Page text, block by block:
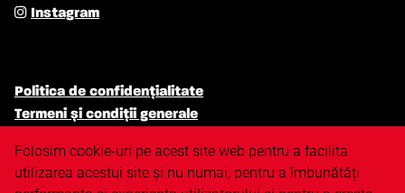
Instagram
Politica de confidențialitate
Termeni și condiții generale
Politica antidiscriminare
Clauza de raspundere
Folosim cookie-uri pe acest site web pentru a facilita
utilizarea acestui site și nu numai, pentru a îmbunătăți